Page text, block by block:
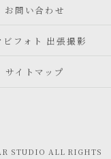
お問い合わせ
ビフォト 出張撮影
サイトマップ
STUDIO ALL RIGHTS